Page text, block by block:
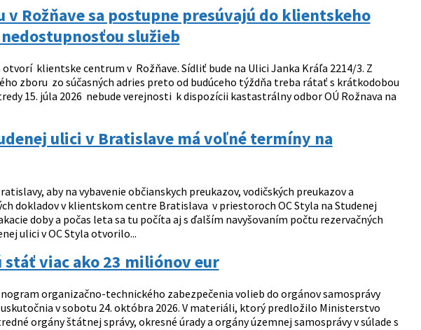
v Rožňave sa postupne presúvajú do klientskeho
služieb
klientske centrum v Rožňave. Sídliť bude na Ulici Janka Kráľa 2214/3. Z
zboru zo súčasných adries preto od budúceho týždňa treba rátať s krátkodobou
15. júla 2026 nebude verejnosti k dispozícii kastastrálny odbor OÚ Rožnava na
ulici v Bratislave má voľné termíny na
aby na vybavenie občianskych preukazov, vodičských preukazov a
dokladov v klientskom centre Bratislava v priestoroch OC Styla na Studenej
doby a počas leta sa tu počíta aj s ďalším navyšovaním počtu rezervačných
ulici v OC Styla otvorilo...
viac ako 23 miliónov eur
organizačno-technického zabezpečenia volieb do orgánov samosprávy
v sobotu 24. októbra 2026. V materiáli, ktorý predložilo Ministerstvo
orgány štátnej správy, okresné úrady a orgány územnej samosprávy v súlade s